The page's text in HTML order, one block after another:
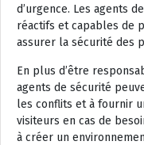
d’urgence. Les agents
réactifs et capables de
assurer la sécurité des
En plus d’être
agents de sécurité
les conflits et à fournir
visiteurs en cas de
à créer un